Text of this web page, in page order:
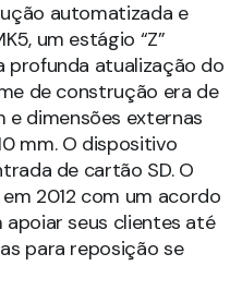
automatizada e
um estágio “Z”
profunda atualização do
de construção era de
e dimensões externas
mm. O dispositivo
de cartão SD. O
2012 com um acordo
seus clientes até
para reposição se